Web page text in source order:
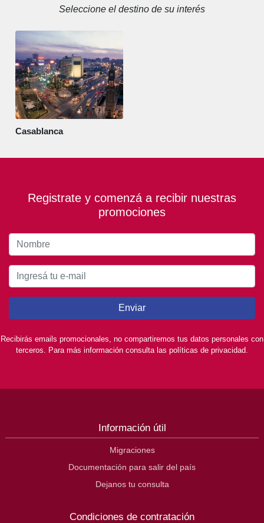
Seleccione el destino de su interés
Casablanca
Registrate y comenzá a recibir nuestras
promociones
Enviar
Recibirás emails promocionales, no compartiremos tus datos personales con
terceros. Para más información consulta las políticas de privacidad.
Información útil
Migraciones
Documentación para salir del país
Dejanos tu consulta
Condiciones de contratación